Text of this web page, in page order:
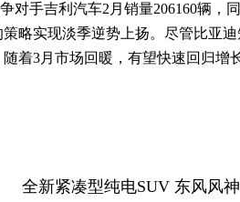
对手吉利汽车2月销量206160辆，
略实现淡季逆势上扬。尽管比亚
着3月市场回暖，有望快速回归增
全新紧凑型纯电SUV 东风风